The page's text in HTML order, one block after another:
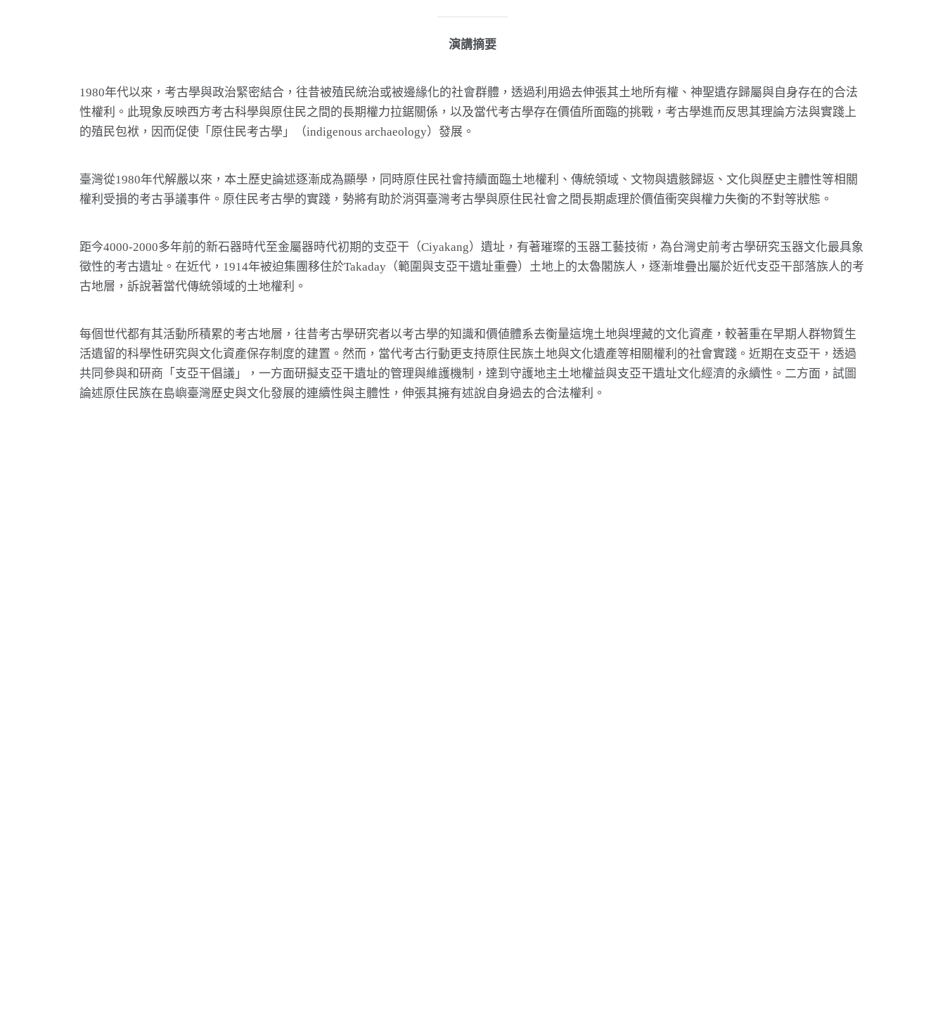
演講摘要
1980年代以來，考古學與政治緊密結合，往昔被殖民統治或被邊緣化的社會群體，透過利用過去伸張其土地所有權、神聖遺存歸屬與自身存在的合法
性權利。此現象反映西方考古科學與原住民之間的長期權力拉鋸關係，以及當代考古學存在價值所面臨的挑戰，考古學進而反思其理論方法與實踐上
的殖民包袱，因而促使「原住民考古學」（indigenous archaeology）發展。
臺灣從1980年代解嚴以來，本土歷史論述逐漸成為顯學，同時原住民社會持續面臨土地權利、傳統領域、文物與遺骸歸返、文化與歷史主體性等相關
權利受損的考古爭議事件。原住民考古學的實踐，勢將有助於消弭臺灣考古學與原住民社會之間長期處理於價值衝突與權力失衡的不對等狀態。
距今4000-2000多年前的新石器時代至金屬器時代初期的支亞干（Ciyakang）遺址，有著璀璨的玉器工藝技術，為台灣史前考古學研究玉器文化最具象
徵性的考古遺址。在近代，1914年被迫集團移住於Takaday（範圍與支亞干遺址重疊）土地上的太魯閣族人，逐漸堆疊出屬於近代支亞干部落族人的考
古地層，訴說著當代傳統領域的土地權利。
每個世代都有其活動所積累的考古地層，往昔考古學研究者以考古學的知識和價値體系去衡量這塊土地與埋藏的文化資產，較著重在早期人群物質生
活遺留的科學性研究與文化資產保存制度的建置。然而，當代考古行動更支持原住民族土地與文化遺產等相關權利的社會實踐。近期在支亞干，透過
共同參與和研商「支亞干倡議」，一方面研擬支亞干遺址的管理與維護機制，達到守護地主土地權益與支亞干遺址文化經濟的永續性。二方面，試圖
論述原住民族在島嶼臺灣歷史與文化發展的連續性與主體性，伸張其擁有述說自身過去的合法權利。